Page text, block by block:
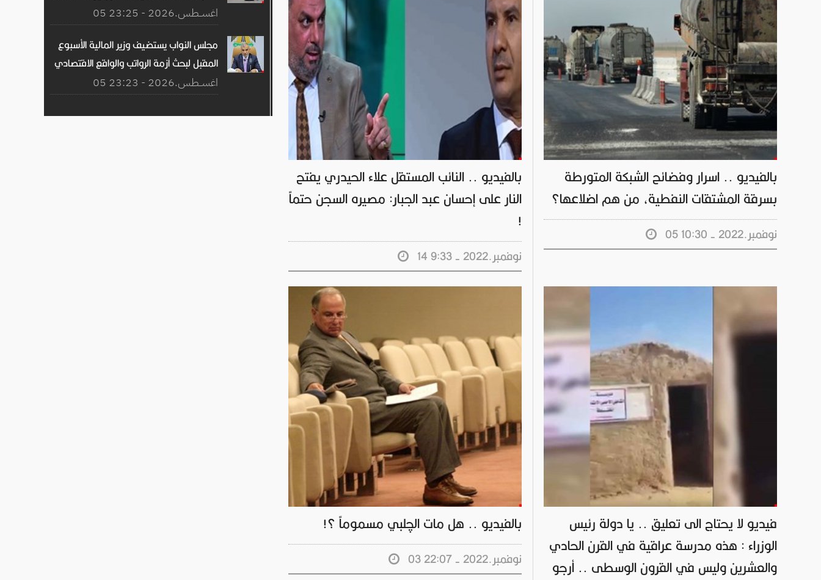
بالفيديو .. النائب المستقل علاء الحيدري يفتح
النار على إحسان عبد الجبار: مصيره السجن حتماً
!
14 نوفمبر.2022 - 9:33
بالفيديو .. اسرار وفضائح الشبكة المتورطة
بسرقة المشتقات النفطية، من هم اضلاعها؟
05 نوفمبر.2022 - 10:30
بالفيديو .. هل مات الچلبي مسموماً ؟!
03 نوفمبر.2022 - 22:07
فيديو لا يحتاج الى تعليق .. يا دولة رئيس
الوزراء : هذه مدرسة عراقية في القرن الحادي
والعشرين وليس في القرون الوسطى .. أرجو
05 اغســطس.2026 - 23:25
مجلس النواب يستضيف وزير المالية الأسبوع
المقبل لبحث أزمة الرواتب والواقع الاقتصادي
05 اغســطس.2026 - 23:23